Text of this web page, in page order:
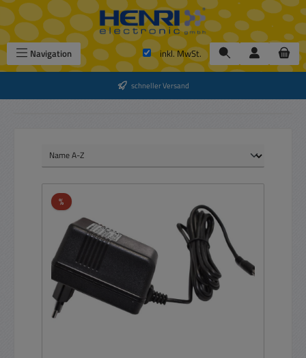
Zum Hauptinhalt springen
Navigation inkl. MwSt.
schneller Versand
%Rabatt